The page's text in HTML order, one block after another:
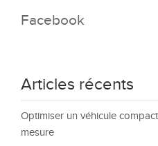
Facebook
Articles récents
Optimiser un véhicule
mesure